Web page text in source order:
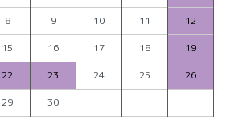
8 9 10 11
12
15 16 17 18
19
22 23 24 25
26
29 30